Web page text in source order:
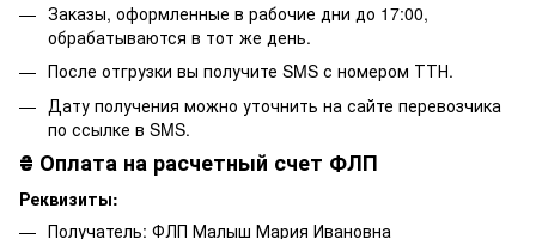
Заказы, оформленные в рабочие дни до 17:00,
обрабатываются в тот же день.
После отгрузки вы получите SMS с номером ТТН.
Дату получения можно уточнить на сайте перевозчика
по ссылке в SMS.
₴ Оплата на расчетный счет ФЛП
Реквизиты:
Получатель: ФЛП Малыш Мария Ивановна